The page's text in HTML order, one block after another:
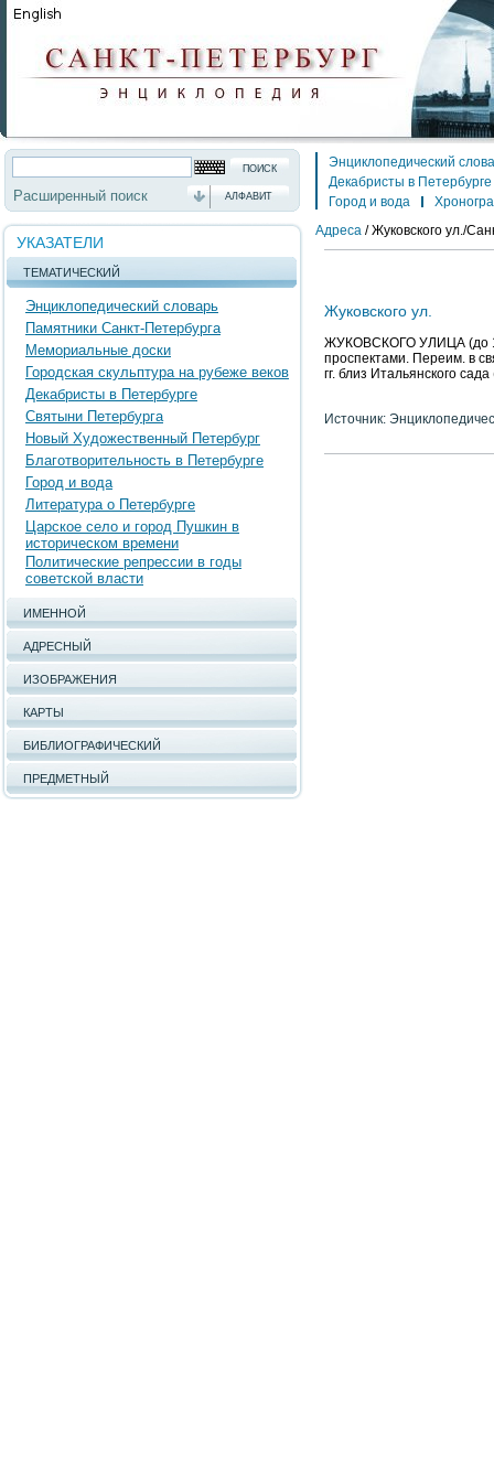
Расширенный поиск АЛФАВИТ
УКАЗАТЕЛИ
ТЕМАТИЧЕСКИЙ
Энциклопедический словарь
Памятники Санкт-Петербурга
Мемориальные доски
Городская скульптура на рубеже веков
Декабристы в Петербурге
Святыни Петербурга
Новый Художественный Петербург
Благотворительность в Петербурге
Город и вода
Литература о Петербурге
Царское село и город Пушкин в
историческом времени
Политические репрессии в годы
советской власти
ИМЕННОЙ
АДРЕСНЫЙ
ИЗОБРАЖЕНИЯ
КАРТЫ
БИБЛИОГРАФИЧЕСКИЙ
ПРЕДМЕТНЫЙ
Энциклопедический
Декабристы в Петербурге
Город и вода
Адреса / Жуковского ул./
Жуковского ул.
ЖУКОВСКОГО УЛИЦА (до
проспектами. Переим. в
гг. близ Итальянского
Источник: